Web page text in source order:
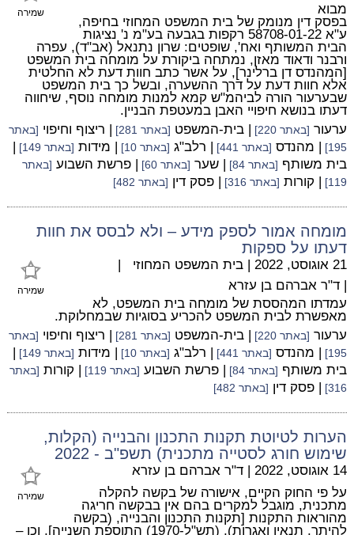
שמירה
מבוא
בפסק דין מנומק של בית המשפט המחוזי בחיפה,
ע"א 58708-01-22 רקפות בגבעה בע"מ נ' נציגות
הבית המשותף ואח', שופטים: שרון נתנאל (אב"ד), עפרה
ורבנר ודאוד מאזן, נמתחה ביקורת על מומחה בית המשפט
[המהנדס דן ברלינר], על אשר כתב חוות דעת לא החלטית
אלא חוות דעת על דרך ההשערה, ובשל כך בית המשפט
שבערעור הורה לביהמ"ש קמא למנות מומחה נוסף, שיחווה
דעתו בנושא חיפויי האבן במעטפת הבניין.
ערעור [באתר 220] | בית-המשפט [באתר 281] | ריצוף וחיפוי [באתר
195]
| מהנדס [באתר 441] | רלב"ג [באתר 10] | מידות [באתר 149]
|
בית משותף [באתר 84] | שער [באתר 60] | פרשת השבוע [באתר
119]
| קורות [באתר 316] | פסק דין [באתר 482]
מומחה אמור לספק מידע – ולא לבסס את חוות
דעתו על ספקות
שמירה
21 אוגוסט, 2022 | בית המשפט המחוזי |
| ד"ר אברהם בן עזרא
עמדתו המהססת של מומחה בית המשפט, לא
מאפשרת לבית המשפט להכריע בסוגיות שבמחלוקת.
ערעור [באתר 220] | בית-המשפט [באתר 281] | ריצוף וחיפוי [באתר
195]
| מהנדס [באתר 441] | רלב"ג [באתר 10] | מידות [באתר 149]
|
בית משותף [באתר 84] | פרשת השבוע [באתר 119] | קורות [באתר
316]
| פסק דין [באתר 482]
הערות לטיוטת תקנות התכנון והבנייה (הקלות,
שימוש חורג לסטייה מתכנית) תשפ"ב - 2022
שמירה
14 אוגוסט, 2022 | ד"ר אברהם בן עזרא
על פי החוק הקיים, אישורה של בקשה להקלה
מתכנית, מוגבל למקרים בהם אין בבקשה חריגה
מהוראות התקנות [תקנות התכנון והבנייה, (בקשה
להיתר, תנאיו ואגרות), (תש"ל-1970) התוספת השנייה], וכן –